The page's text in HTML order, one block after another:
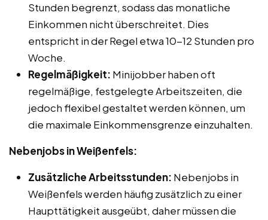
Stunden begrenzt, sodass das monatliche
Einkommen nicht überschreitet. Dies
entspricht in der Regel etwa 10-12 Stunden pro
Woche.
Regelmäßigkeit: Minijobber haben oft
regelmäßige, festgelegte Arbeitszeiten, die
jedoch flexibel gestaltet werden können, um
die maximale Einkommensgrenze einzuhalten.
Nebenjobs in Weißenfels:
Zusätzliche Arbeitsstunden: Nebenjobs in
Weißenfels werden häufig zusätzlich zu einer
Haupttätigkeit ausgeübt, daher müssen die